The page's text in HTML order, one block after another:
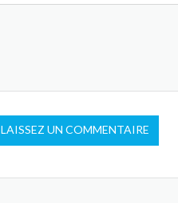
LAISSEZ UN COMMENTAIRE